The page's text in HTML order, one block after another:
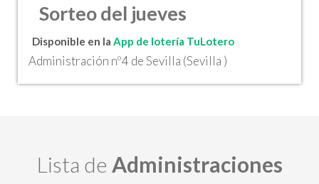
Sorteo del jueves
Disponible en la App de lotería TuLotero
Administración nº4 de Sevilla (Sevilla )
Lista de Administraciones